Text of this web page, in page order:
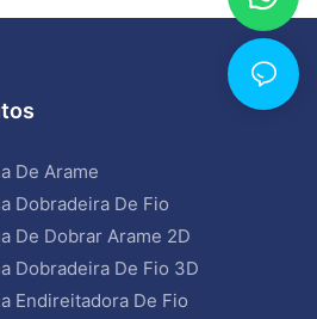
De Arame
Dobradeira De Fio
De Dobrar Arame 2D
Dobradeira De Fio 3D
Endireitadora De Fio